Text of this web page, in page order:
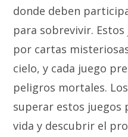
donde deben
para sobrevivir.
por cartas
cielo, y cada juego
peligros mortales.
superar estos juegos
vida y descubrir el